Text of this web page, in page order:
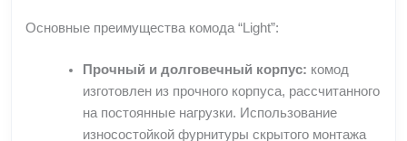
Основные преимущества комода “Light”:
Прочный и долговечный корпус: комод
изготовлен из прочного корпуса, рассчитанного
на постоянные нагрузки. Использование
износостойкой фурнитуры скрытого монтажа